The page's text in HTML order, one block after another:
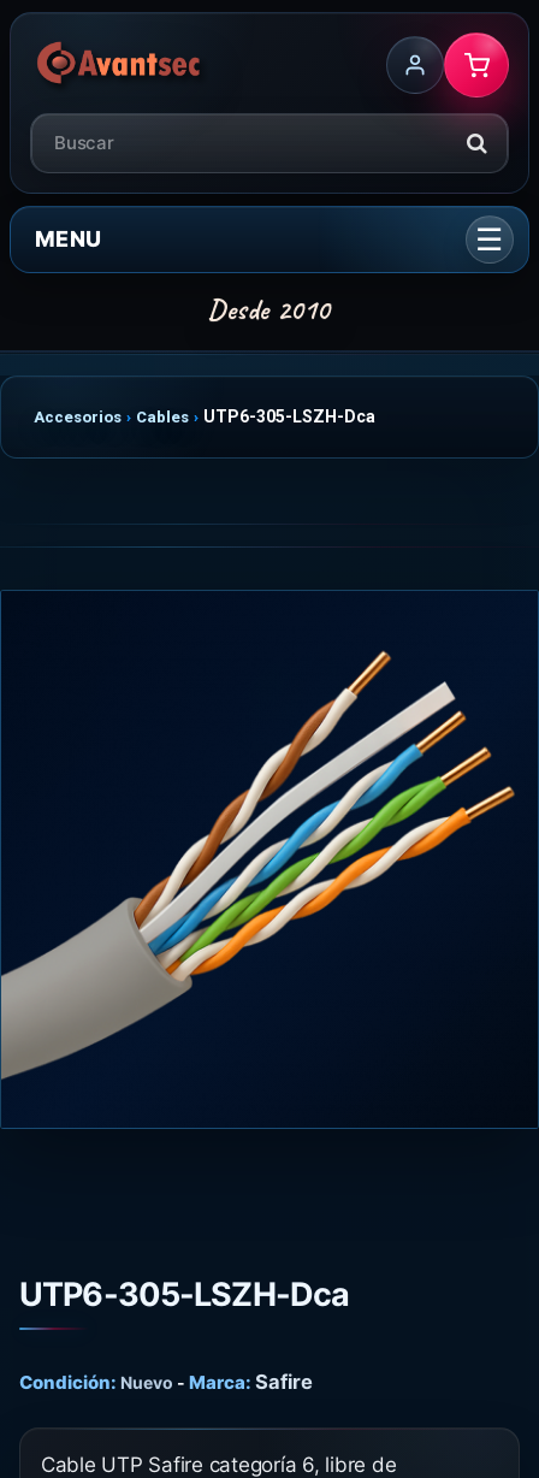
MENU
Accesorios Cables UTP6-305-LSZH-Dca
UTP6-305-LSZH-Dca
Condición: Nuevo - Marca: Safire
Cable UTP Safire categoría 6, libre de